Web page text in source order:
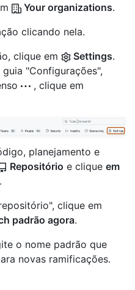
Your organizations.
clicando nela.
clique em
Settings.
"Configurações",
, clique em
planejamento e
Repositório e clique em
.
clique em
padrão agora.
o nome padrão que
novas ramificações.